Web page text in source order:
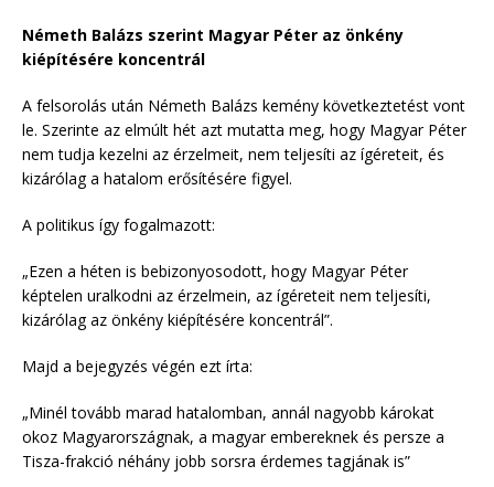
Németh Balázs szerint Magyar Péter az önkény
kiépítésére koncentrál
A felsorolás után Németh Balázs kemény következtetést vont
le. Szerinte az elmúlt hét azt mutatta meg, hogy Magyar Péter
nem tudja kezelni az érzelmeit, nem teljesíti az ígéreteit, és
kizárólag a hatalom erősítésére figyel.
A politikus így fogalmazott:
„Ezen a héten is bebizonyosodott, hogy Magyar Péter
képtelen uralkodni az érzelmein, az ígéreteit nem teljesíti,
kizárólag az önkény kiépítésére koncentrál”.
Majd a bejegyzés végén ezt írta:
„Minél tovább marad hatalomban, annál nagyobb károkat
okoz Magyarországnak, a magyar embereknek és persze a
Tisza-frakció néhány jobb sorsra érdemes tagjának is”